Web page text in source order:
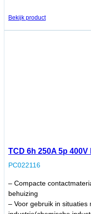
Bekijk product
TCD 6h 250A 5p 400V
PC022116
– Compacte
behuizing
– Voor gebruik in situaties